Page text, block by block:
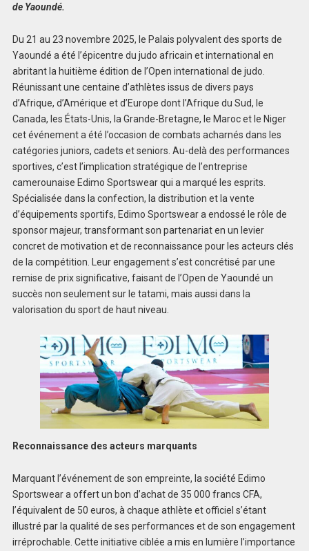
de Yaoundé.
Du 21 au 23 novembre 2025, le Palais polyvalent des sports de
Yaoundé a été l’épicentre du judo africain et international en
abritant la huitième édition de l’Open international de judo.
Réunissant une centaine d’athlètes issus de divers pays
d’Afrique, d’Amérique et d’Europe dont l’Afrique du Sud, le
Canada, les États-Unis, la Grande-Bretagne, le Maroc et le Niger
cet événement a été l’occasion de combats acharnés dans les
catégories juniors, cadets et seniors. Au-delà des performances
sportives, c’est l’implication stratégique de l’entreprise
camerounaise Edimo Sportswear qui a marqué les esprits.
Spécialisée dans la confection, la distribution et la vente
d’équipements sportifs, Edimo Sportswear a endossé le rôle de
sponsor majeur, transformant son partenariat en un levier
concret de motivation et de reconnaissance pour les acteurs clés
de la compétition. Leur engagement s’est concrétisé par une
remise de prix significative, faisant de l’Open de Yaoundé un
succès non seulement sur le tatami, mais aussi dans la
valorisation du sport de haut niveau.
Reconnaissance des acteurs marquants
Marquant l’événement de son empreinte, la société Edimo
Sportswear a offert un bon d’achat de 35 000 francs CFA,
l’équivalent de 50 euros, à chaque athlète et officiel s’étant
illustré par la qualité de ses performances et de son engagement
irréprochable. Cette initiative ciblée a mis en lumière l’importance